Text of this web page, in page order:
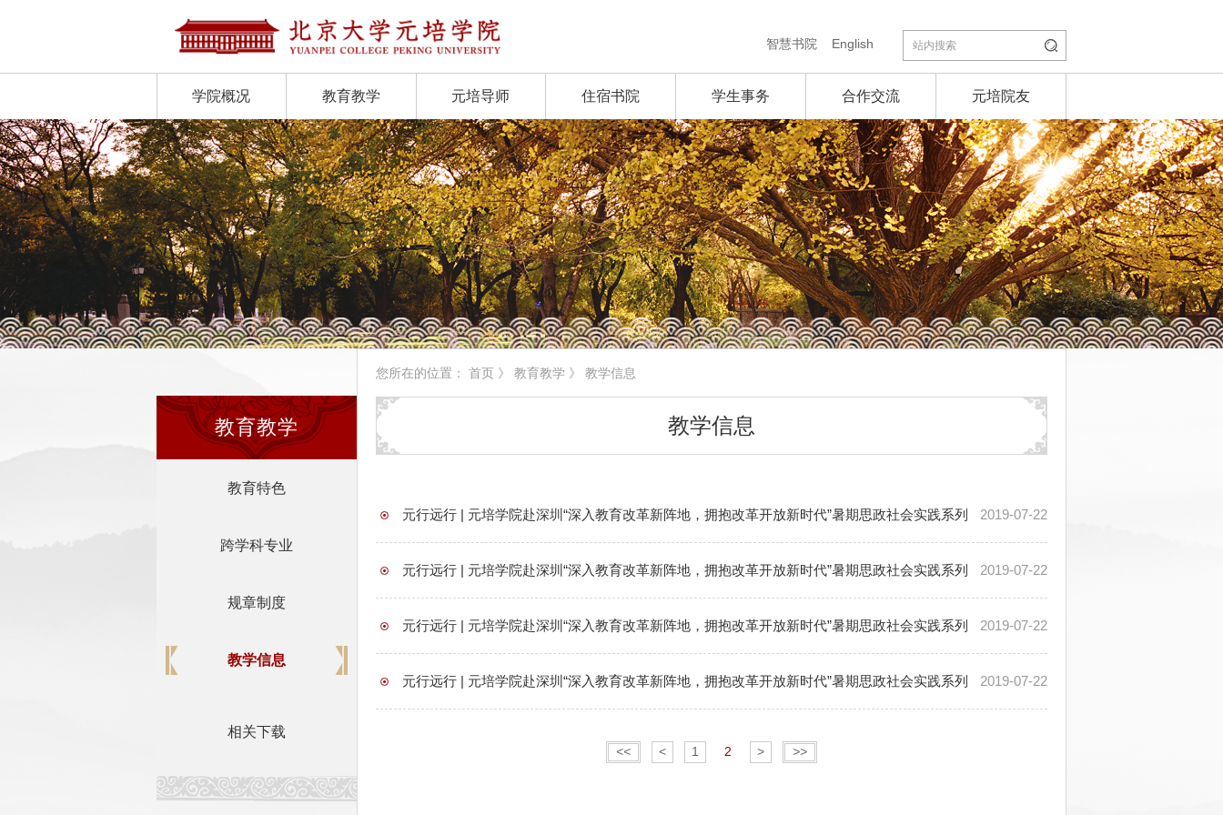
智慧书院 English
学院概况 教育教学 元培导师 住宿书院 学生事务 合作交流 元培院友
教育教学
教育特色
跨学科专业
规章制度
教学信息
相关下载
您所在的位置： 首页 》 教育教学 》 教学信息
教学信息
2019-07-22
元行远行 | 元培学院赴深圳“深入教育改革新阵地，拥抱改革开放新时代”暑期思政社会实践系列
活动（四） 2019-07-22
元行远行 | 元培学院赴深圳“深入教育改革新阵地，拥抱改革开放新时代”暑期思政社会实践系列
活动（三） 2019-07-22
元行远行 | 元培学院赴深圳“深入教育改革新阵地，拥抱改革开放新时代”暑期思政社会实践系列
活动（二） 2019-07-22
元行远行 | 元培学院赴深圳“深入教育改革新阵地，拥抱改革开放新时代”暑期思政社会实践系列
<< < 1 2 > >>